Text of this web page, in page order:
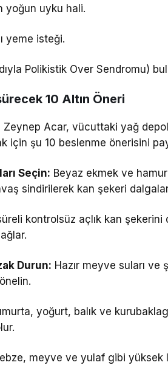
yoğun uyku hali.
yeme isteği.
Polikistik Over Sendromu)
10 Altın Öneri
Zeynep Acar, vücuttaki yağ
için şu 10 beslenme önerisini
Seçin: Beyaz ekmek ve
sindirilerek kan şekeri
kontrolsüz açlık kan şekerini
Durun: Hazır meyve suları
yoğurt, balık ve
meyve ve yulaf gibi yüksek